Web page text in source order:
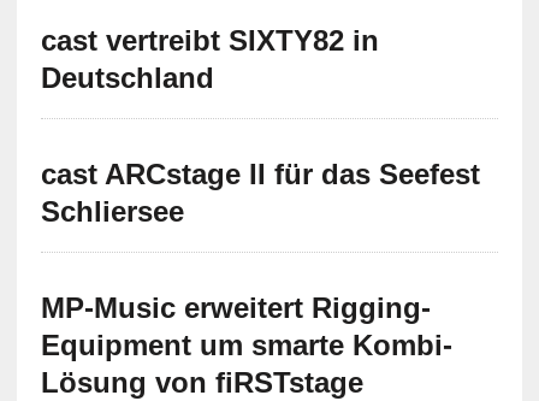
cast vertreibt SIXTY82 in
Deutschland
cast ARCstage II für das Seefest
Schliersee
MP-Music erweitert Rigging-
Equipment um smarte Kombi-
Lösung von fiRSTstage